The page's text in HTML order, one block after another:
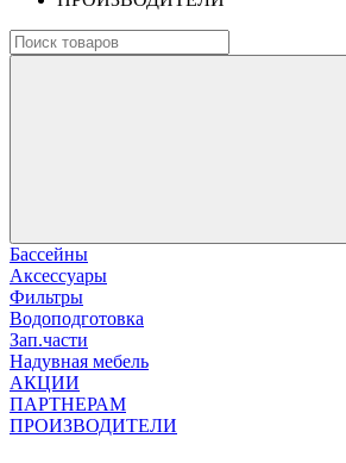
Бассейны
Аксессуары
Фильтры
Водоподготовка
Зап.части
Надувная мебель
АКЦИИ
ПАРТНЕРАМ
ПРОИЗВОДИТЕЛИ